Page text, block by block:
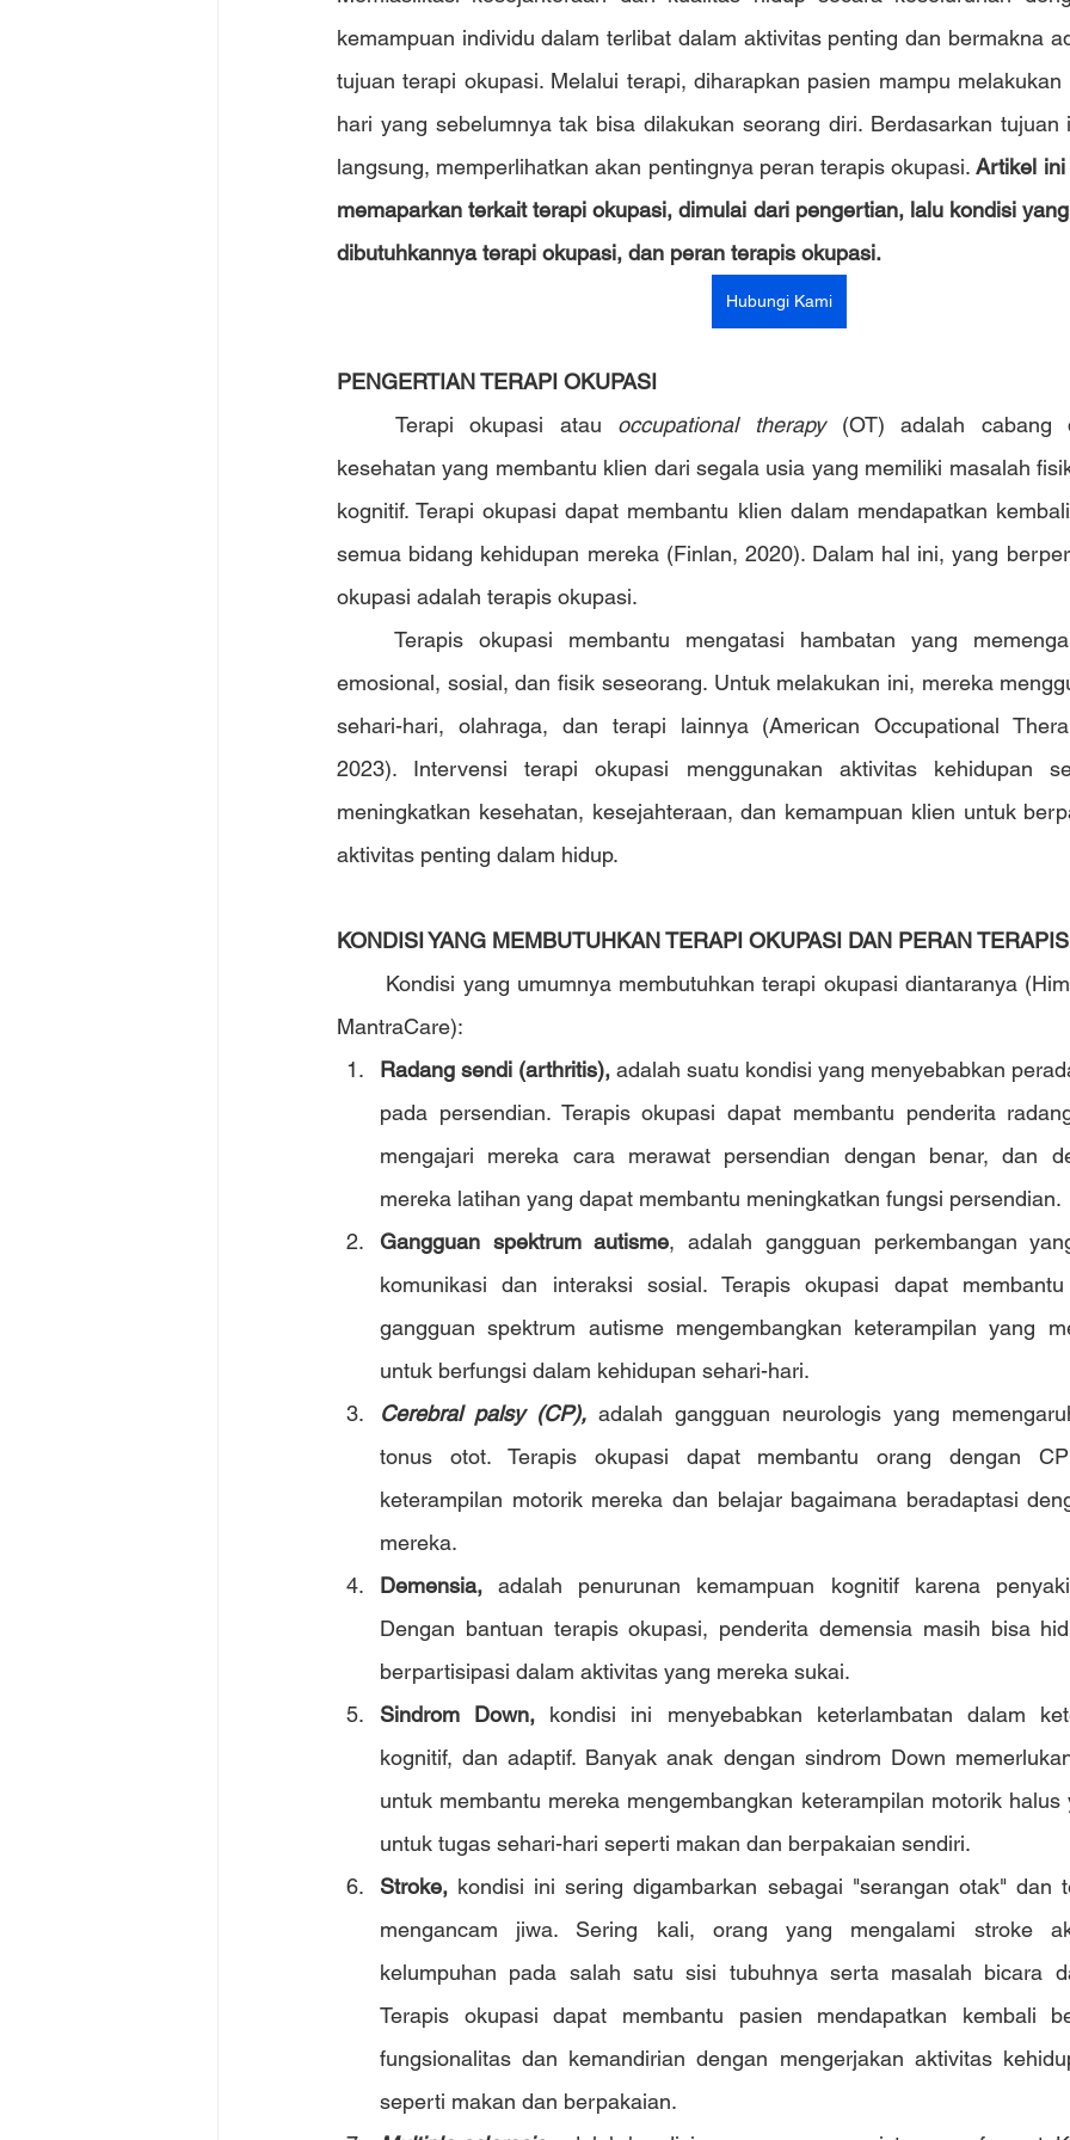
kemampuan individu dalam terlibat dalam aktivitas penting dan bermakna
tujuan terapi okupasi. Melalui terapi, diharapkan pasien mampu
hari yang sebelumnya tak bisa dilakukan seorang diri. Berdasarkan tujuan
langsung, memperlihatkan akan pentingnya peran terapis okupasi. Artikel
memaparkan terkait terapi okupasi, dimulai dari pengertian, lalu kondisi
dibutuhkannya terapi okupasi, dan peran terapis okupasi.
Hubungi Kami
PENGERTIAN TERAPI OKUPASI
Terapi okupasi atau occupational therapy (OT) adalah cabang
kesehatan yang membantu klien dari segala usia yang memiliki masalah
kognitif. Terapi okupasi dapat membantu klien dalam mendapatkan
semua bidang kehidupan mereka (Finlan, 2020). Dalam hal ini, yang
okupasi adalah terapis okupasi.
Terapis okupasi membantu mengatasi hambatan yang
emosional, sosial, dan fisik seseorang. Untuk melakukan ini, mereka
sehari-hari, olahraga, dan terapi lainnya (American Occupational
2023). Intervensi terapi okupasi menggunakan aktivitas kehidupan
meningkatkan kesehatan, kesejahteraan, dan kemampuan klien untuk
aktivitas penting dalam hidup.
KONDISI YANG MEMBUTUHKAN TERAPI OKUPASI DAN PERAN
Kondisi yang umumnya membutuhkan terapi okupasi diantaranya
MantraCare):
Radang sendi (arthritis), adalah suatu kondisi yang menyebabkan
pada persendian. Terapis okupasi dapat membantu penderita
mengajari mereka cara merawat persendian dengan benar, dan
mereka latihan yang dapat membantu meningkatkan fungsi persendian.
Gangguan spektrum autisme, adalah gangguan perkembangan
komunikasi dan interaksi sosial. Terapis okupasi dapat
gangguan spektrum autisme mengembangkan keterampilan yang
untuk berfungsi dalam kehidupan sehari-hari.
Cerebral palsy (CP), adalah gangguan neurologis yang
tonus otot. Terapis okupasi dapat membantu orang dengan CP
keterampilan motorik mereka dan belajar bagaimana beradaptasi
mereka.
Demensia, adalah penurunan kemampuan kognitif karena
Dengan bantuan terapis okupasi, penderita demensia masih bisa
berpartisipasi dalam aktivitas yang mereka sukai.
Sindrom Down, kondisi ini menyebabkan keterlambatan dalam
kognitif, dan adaptif. Banyak anak dengan sindrom Down
untuk membantu mereka mengembangkan keterampilan motorik halus
untuk tugas sehari-hari seperti makan dan berpakaian sendiri.
Stroke, kondisi ini sering digambarkan sebagai "serangan otak" dan
mengancam jiwa. Sering kali, orang yang mengalami stroke
kelumpuhan pada salah satu sisi tubuhnya serta masalah bicara
Terapis okupasi dapat membantu pasien mendapatkan kembali
fungsionalitas dan kemandirian dengan mengerjakan aktivitas
seperti makan dan berpakaian.